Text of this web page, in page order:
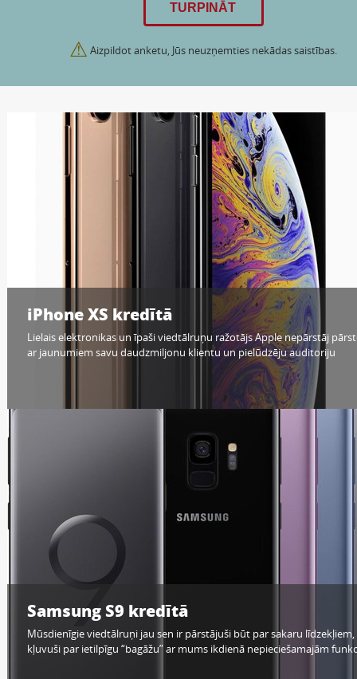
⚠ Aizpildot anketu, Jūs neuzņemties nekādas saistības.
iPhone XS kredītā
Lielais elektronikas un īpaši viedtālruņu ražotājs Apple nepārstāj
ar jaunumiem savu daudzmiljonu klientu un pielūdzēju auditoriju
Samsung S9 kredītā
Mūsdienīgie viedtālruņi jau sen ir pārstājuši būt par sakaru
kļuvuši par ietilpīgu “bagāžu” ar mums ikdienā nepieciešamajām